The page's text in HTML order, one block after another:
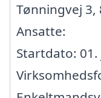
Tønningvej
Ansatte:
Startdato: